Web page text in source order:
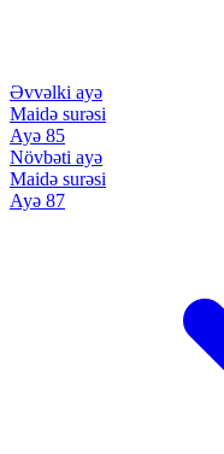
Əvvəlki ayə
Maidə surəsi
Ayə 85
Növbəti ayə
Maidə surəsi
Ayə 87